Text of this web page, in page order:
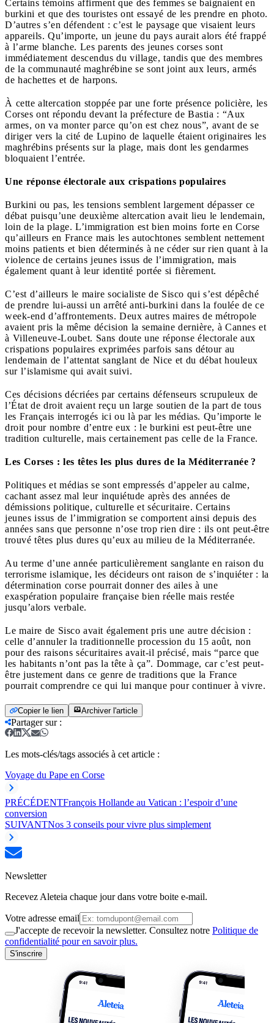
Certains témoins affirment que des femmes se baignaient en
burkini et que des touristes ont essayé de les prendre en photo.
D’autres s’en défendent : c’est le paysage que visaient leurs
appareils. Qu’importe, un jeune du pays aurait alors été frappé
à l’arme blanche. Les parents des jeunes corses sont
immédiatement descendus du village, tandis que des membres
de la communauté maghrébine se sont joint aux leurs, armés
de hachettes et de harpons.
À cette altercation stoppée par une forte présence policière, les
Corses ont répondu devant la préfecture de Bastia : “Aux
armes, on va monter parce qu’on est chez nous”, avant de se
diriger vers la cité de Lupino de laquelle étaient originaires les
maghrébins présents sur la plage, mais dont les gendarmes
bloquaient l’entrée.
Une réponse électorale aux crispations populaires
Burkini ou pas, les tensions semblent largement dépasser ce
débat puisqu’une deuxième altercation avait lieu le lendemain,
loin de la plage. L’immigration est bien moins forte en Corse
qu’ailleurs en France mais les autochtones semblent nettement
moins patients et bien déterminés à ne céder sur rien quant à la
violence de certains jeunes issus de l’immigration, mais
également quant à leur identité portée si fièrement.
C’est d’ailleurs le maire socialiste de Sisco qui s’est dépêché
de prendre lui-aussi un arrêté anti-burkini dans la foulée de ce
week-end d’affrontements. Deux autres maires de métropole
avaient pris la même décision la semaine dernière, à Cannes et
à Villeneuve-Loubet. Sans doute une réponse électorale aux
crispations populaires exprimées parfois sans détour au
lendemain de l’attentat sanglant de Nice et du débat houleux
sur l’islamisme qui avait suivi.
Ces décisions décriées par certains défenseurs scrupuleux de
l’État de droit avaient reçu un large soutien de la part de tous
les Français interrogés ici ou là par les médias. Qu’importe le
droit pour nombre d’entre eux : le burkini est peut-être une
tradition culturelle, mais certainement pas celle de la France.
Les Corses : les têtes les plus dures de la Méditerranée ?
Politiques et médias se sont empressés d’appeler au calme,
cachant assez mal leur inquiétude après des années de
démissions politique, culturelle et sécuritaire. Certains
jeunes issus de l’immigration se comportent ainsi depuis des
années sans que personne n’ose trop rien dire : ils ont peut-être
trouvé têtes plus dures qu’eux au milieu de la Méditerranée.
Au terme d’une année particulièrement sanglante en raison du
terrorisme islamique, les décideurs ont raison de s’inquiéter : la
détermination corse pourrait donner des ailes à une
exaspération populaire française bien réelle mais restée
jusqu’alors verbale.
Le maire de Sisco avait également pris une autre décision :
celle d’annuler la traditionnelle procession du 15 août, non
pour des raisons sécuritaires avait-il précisé, mais “parce que
les habitants n’ont pas la tête à ça”. Dommage, car c’est peut-
être justement dans ce genre de traditions que la France
pourrait comprendre ce qui lui manque pour continuer à vivre.
Copier le lien Archiver l'article
Partager sur:
Les mots-clés/tags associés à cet article :
Voyage du Pape en Corse
PRÉCÉDENTFrançois Hollande au Vatican : l’espoir d’une
conversion
SUIVANTNos 3 conseils pour vivre plus simplement
Newsletter
Recevez Aleteia chaque jour dans votre boite e-mail.
Votre adresse email
J'accepte de recevoir la newsletter. Consultez notre Politique de
confidentialité pour en savoir plus.
S'inscrire